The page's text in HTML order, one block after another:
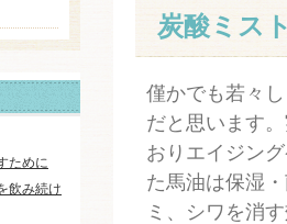
炭酸ミス
僅かでも若々
だと思います
おりエイジン
た馬油は保湿
ミ、シワを消
ために
飲み続け